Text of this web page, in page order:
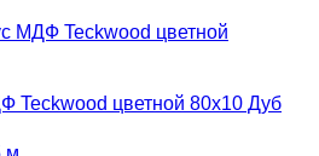
Teckwood цветной 80х10 Дуб